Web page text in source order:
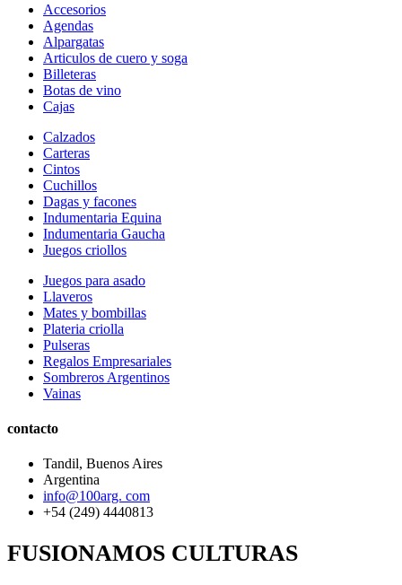
Accesorios
Agendas
Alpargatas
Articulos de cuero y soga
Billeteras
Botas de vino
Cajas
Calzados
Carteras
Cintos
Cuchillos
Dagas y facones
Indumentaria Equina
Indumentaria Gaucha
Juegos criollos
Juegos para asado
Llaveros
Mates y bombillas
Plateria criolla
Pulseras
Regalos Empresariales
Sombreros Argentinos
Vainas
contacto
Tandil, Buenos Aires
Argentina
info@100arg. com
+54 (249) 4440813
FUSIONAMOS CULTURAS